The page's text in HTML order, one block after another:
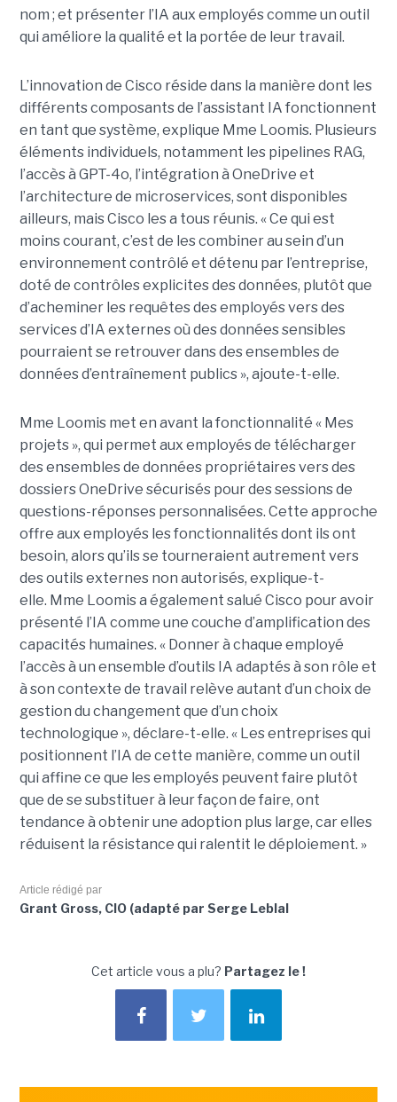
nom ; et présenter l’IA aux employés comme un outil
qui améliore la qualité et la portée de leur travail.
L’innovation de Cisco réside dans la manière dont les
différents composants de l’assistant IA fonctionnent
en tant que système, explique Mme Loomis. Plusieurs
éléments individuels, notamment les pipelines RAG,
l’accès à GPT-4o, l’intégration à OneDrive et
l’architecture de microservices, sont disponibles
ailleurs, mais Cisco les a tous réunis. « Ce qui est
moins courant, c’est de les combiner au sein d’un
environnement contrôlé et détenu par l’entreprise,
doté de contrôles explicites des données, plutôt que
d’acheminer les requêtes des employés vers des
services d’IA externes où des données sensibles
pourraient se retrouver dans des ensembles de
données d’entraînement publics », ajoute-t-elle.
Mme Loomis met en avant la fonctionnalité « Mes
projets », qui permet aux employés de télécharger
des ensembles de données propriétaires vers des
dossiers OneDrive sécurisés pour des sessions de
questions-réponses personnalisées. Cette approche
offre aux employés les fonctionnalités dont ils ont
besoin, alors qu’ils se tourneraient autrement vers
des outils externes non autorisés, explique-t-
elle. Mme Loomis a également salué Cisco pour avoir
présenté l’IA comme une couche d’amplification des
capacités humaines. « Donner à chaque employé
l’accès à un ensemble d’outils IA adaptés à son rôle et
à son contexte de travail relève autant d’un choix de
gestion du changement que d’un choix
technologique », déclare-t-elle. « Les entreprises qui
positionnent l’IA de cette manière, comme un outil
qui affine ce que les employés peuvent faire plutôt
que de se substituer à leur façon de faire, ont
tendance à obtenir une adoption plus large, car elles
réduisent la résistance qui ralentit le déploiement. »
Article rédigé par
Grant Gross, CIO (adapté par Serge Leblal
Cet article vous a plu? Partagez le !